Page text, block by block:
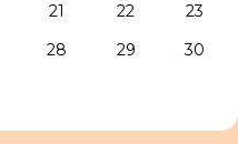
21 22
23
28 29
30